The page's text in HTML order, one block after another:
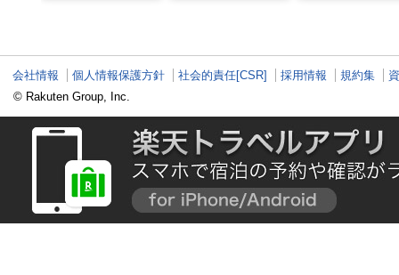
会社情報 個人情報保護方針 社会的責任[CSR] 採用情報 規約集
© Rakuten Group, Inc.